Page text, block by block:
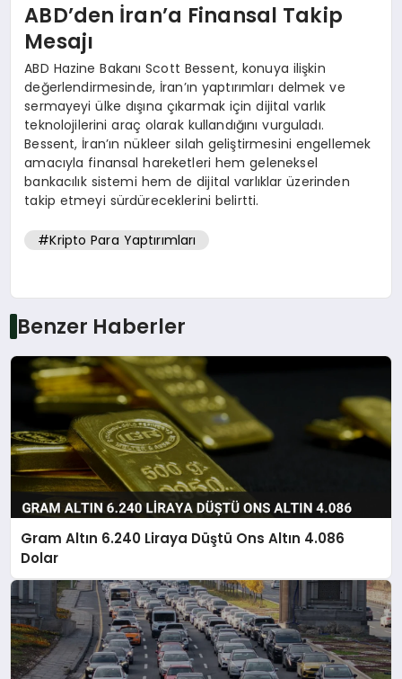
ABD’den İran’a Finansal Takip
Mesajı
ABD Hazine Bakanı Scott Bessent, konuya ilişkin
değerlendirmesinde, İran’ın yaptırımları delmek ve
sermayeyi ülke dışına çıkarmak için dijital varlık
teknolojilerini araç olarak kullandığını vurguladı.
Bessent, İran’ın nükleer silah geliştirmesini engellemek
amacıyla finansal hareketleri hem geleneksel
bankacılık sistemi hem de dijital varlıklar üzerinden
takip etmeyi sürdüreceklerini belirtti.
#Kripto Para Yaptırımları
Benzer Haberler
Gram Altın 6.240 Liraya Düştü Ons Altın 4.086
Dolar